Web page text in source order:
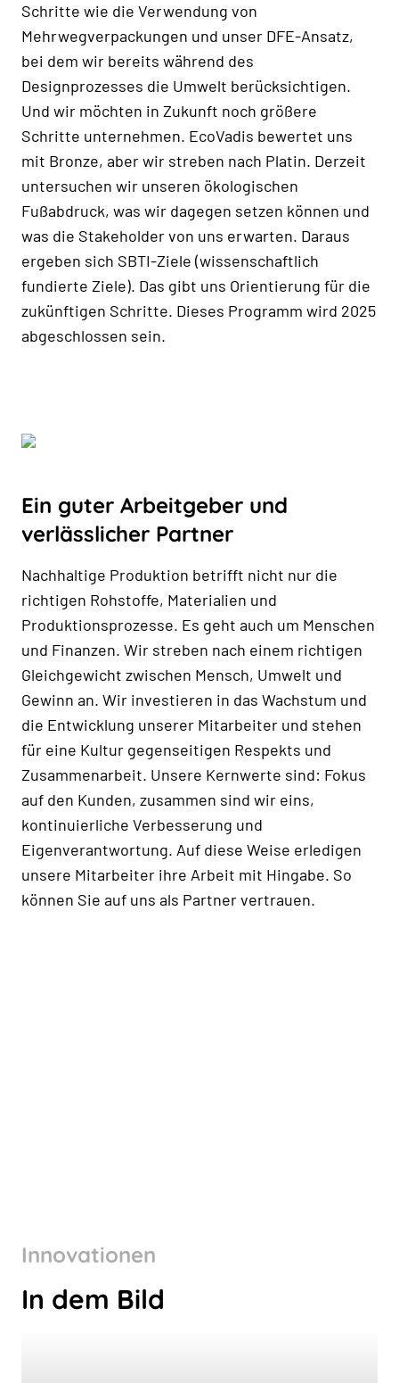
Schritte wie die Verwendung von
Mehrwegverpackungen und unser DFE-Ansatz,
bei dem wir bereits während des
Designprozesses die Umwelt berücksichtigen.
Und wir möchten in Zukunft noch größere
Schritte unternehmen. EcoVadis bewertet uns
mit Bronze, aber wir streben nach Platin. Derzeit
untersuchen wir unseren ökologischen
Fußabdruck, was wir dagegen setzen können und
was die Stakeholder von uns erwarten. Daraus
ergeben sich SBTI-Ziele (wissenschaftlich
fundierte Ziele). Das gibt uns Orientierung für die
zukünftigen Schritte. Dieses Programm wird 2025
abgeschlossen sein.
Ein guter Arbeitgeber und
verlässlicher Partner
Nachhaltige Produktion betrifft nicht nur die
richtigen Rohstoffe, Materialien und
Produktionsprozesse. Es geht auch um Menschen
und Finanzen. Wir streben nach einem richtigen
Gleichgewicht zwischen Mensch, Umwelt und
Gewinn an. Wir investieren in das Wachstum und
die Entwicklung unserer Mitarbeiter und stehen
für eine Kultur gegenseitigen Respekts und
Zusammenarbeit. Unsere Kernwerte sind: Fokus
auf den Kunden, zusammen sind wir eins,
kontinuierliche Verbesserung und
Eigenverantwortung. Auf diese Weise erledigen
unsere Mitarbeiter ihre Arbeit mit Hingabe. So
können Sie auf uns als Partner vertrauen.
Innovationen
In dem Bild